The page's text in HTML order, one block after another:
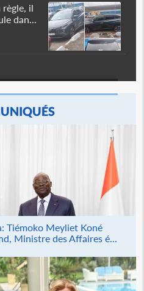
il
dan...
Tiémoko Meyliet Koné
Ministre des Affaires é...